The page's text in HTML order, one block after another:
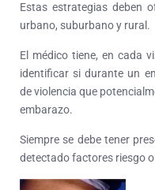
Estas estrategias deben
urbano, suburbano y rural.
El médico tiene, en cada
identificar si durante un
de violencia que
embarazo.
Siempre se debe tener
detectado factores riesgo